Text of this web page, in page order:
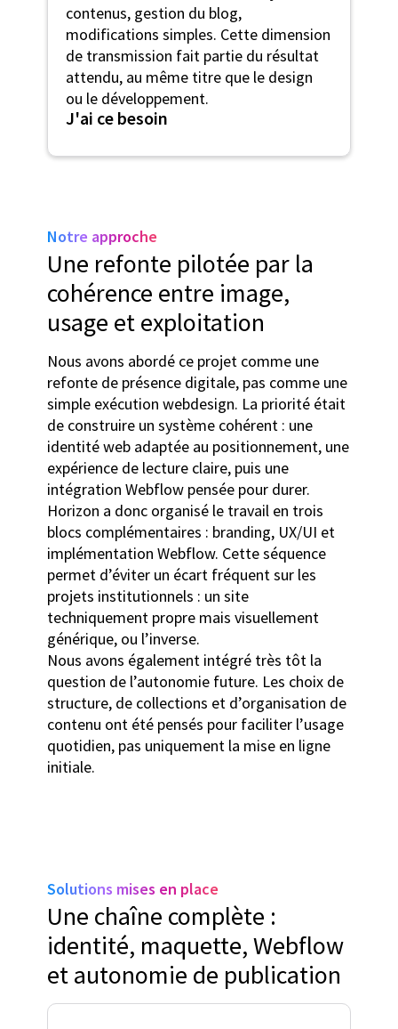
contenus, gestion du blog,
modifications simples. Cette dimension
de transmission fait partie du résultat
attendu, au même titre que le design
ou le développement.
J'ai ce besoin
Notre approche
Une refonte pilotée par la
cohérence entre image,
usage et exploitation
Nous avons abordé ce projet comme une
refonte de présence digitale, pas comme une
simple exécution webdesign. La priorité était
de construire un système cohérent : une
identité web adaptée au positionnement, une
expérience de lecture claire, puis une
intégration Webflow pensée pour durer.
Horizon a donc organisé le travail en trois
blocs complémentaires : branding, UX/UI et
implémentation Webflow. Cette séquence
permet d’éviter un écart fréquent sur les
projets institutionnels : un site
techniquement propre mais visuellement
générique, ou l’inverse.
Nous avons également intégré très tôt la
question de l’autonomie future. Les choix de
structure, de collections et d’organisation de
contenu ont été pensés pour faciliter l’usage
quotidien, pas uniquement la mise en ligne
initiale.
Solutions mises en place
Une chaîne complète :
identité, maquette, Webflow
et autonomie de publication